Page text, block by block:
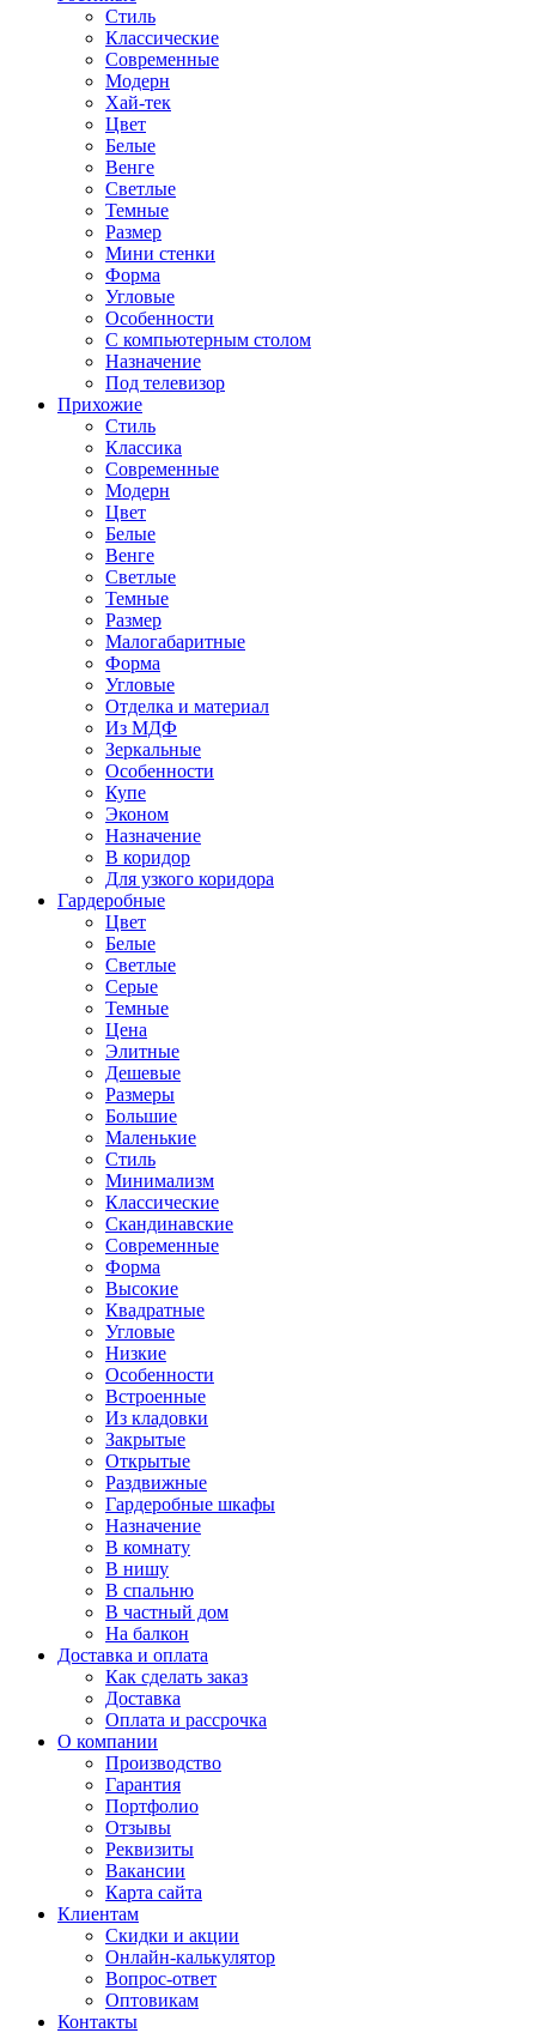
Стиль
Классические
Современные
Модерн
Хай-тек
Цвет
Белые
Венге
Светлые
Темные
Размер
Мини стенки
Форма
Угловые
Особенности
С компьютерным столом
Назначение
Под телевизор
Прихожие
Стиль
Классика
Современные
Модерн
Цвет
Белые
Венге
Светлые
Темные
Размер
Малогабаритные
Форма
Угловые
Отделка и материал
Из МДФ
Зеркальные
Особенности
Купе
Эконом
Назначение
В коридор
Для узкого коридора
Гардеробные
Цвет
Белые
Светлые
Серые
Темные
Цена
Элитные
Дешевые
Размеры
Большие
Маленькие
Стиль
Минимализм
Классические
Скандинавские
Современные
Форма
Высокие
Квадратные
Угловые
Низкие
Особенности
Встроенные
Из кладовки
Закрытые
Открытые
Раздвижные
Гардеробные шкафы
Назначение
В комнату
В нишу
В спальню
В частный дом
На балкон
Доставка и оплата
Как сделать заказ
Доставка
Оплата и рассрочка
О компании
Производство
Гарантия
Портфолио
Отзывы
Реквизиты
Вакансии
Карта сайта
Клиентам
Скидки и акции
Онлайн-калькулятор
Вопрос-ответ
Оптовикам
Контакты